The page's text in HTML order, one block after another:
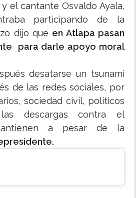
el cantante Osvaldo Ayala,
participando de la
dijo que en Atlapa pasan
para darle apoyo moral
desatarse un tsunami
de las redes sociales, por
sociedad civil, políticos
descargas contra el
a pesar de la